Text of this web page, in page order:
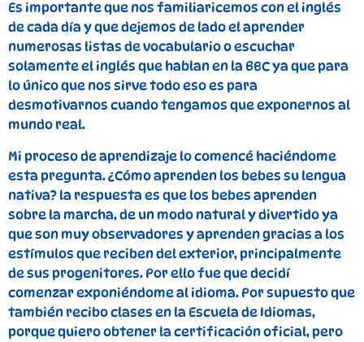
Es importante que nos familiaricemos con el inglés
de cada día y que dejemos de lado el aprender
numerosas listas de vocabulario o escuchar
solamente el inglés que hablan en la BBC ya que para
lo único que nos sirve todo eso es para
desmotivarnos cuando tengamos que exponernos al
mundo real.
Mi proceso de aprendizaje lo comencé haciéndome
esta pregunta. ¿Cómo aprenden los bebes su lengua
nativa? la respuesta es que los bebes aprenden
sobre la marcha, de un modo natural y divertido ya
que son muy observadores y aprenden gracias a los
estímulos que reciben del exterior, principalmente
de sus progenitores. Por ello fue que decidí
comenzar exponiéndome al idioma. Por supuesto que
también recibo clases en la Escuela de Idiomas,
porque quiero obtener la certificación oficial, pero